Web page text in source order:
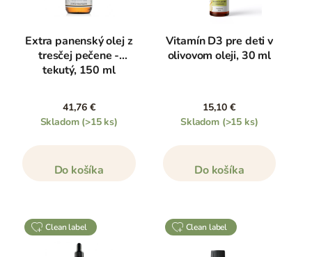
Extra panenský olej z
tresčej pečene -
tekutý, 150 ml
41,76 €
Skladom (>15 ks)
Do košíka
Vitamín D3 pre deti v
olivovom oleji, 30 ml
15,10 €
Skladom (>15 ks)
Do košíka
clean label clean label